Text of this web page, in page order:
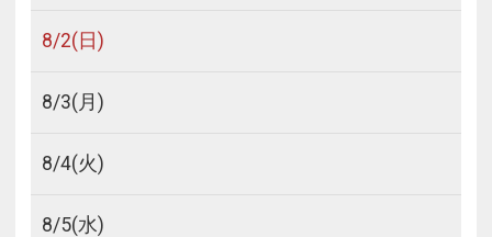
8/2(日)
8/3(月)
8/4(火)
8/5(水)